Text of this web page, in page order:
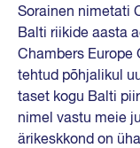
Sorainen nimetati
Balti riikide aasta
Chambers Europe
tehtud põhjalikul
taset kogu Balti
nimel vastu meie
ärikeskkond on